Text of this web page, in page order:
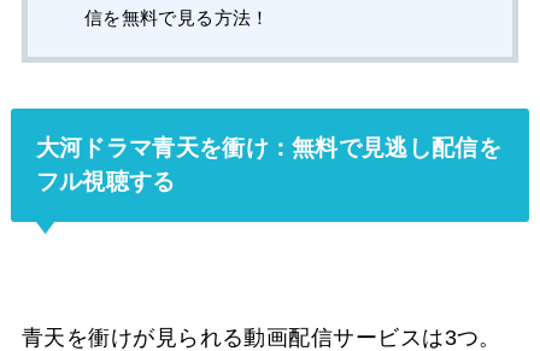
信を無料で見る方法！
大河ドラマ青天を衝け：無料で見逃し配信を
フル視聴する
青天を衝けが見られる動画配信サービスは3つ。